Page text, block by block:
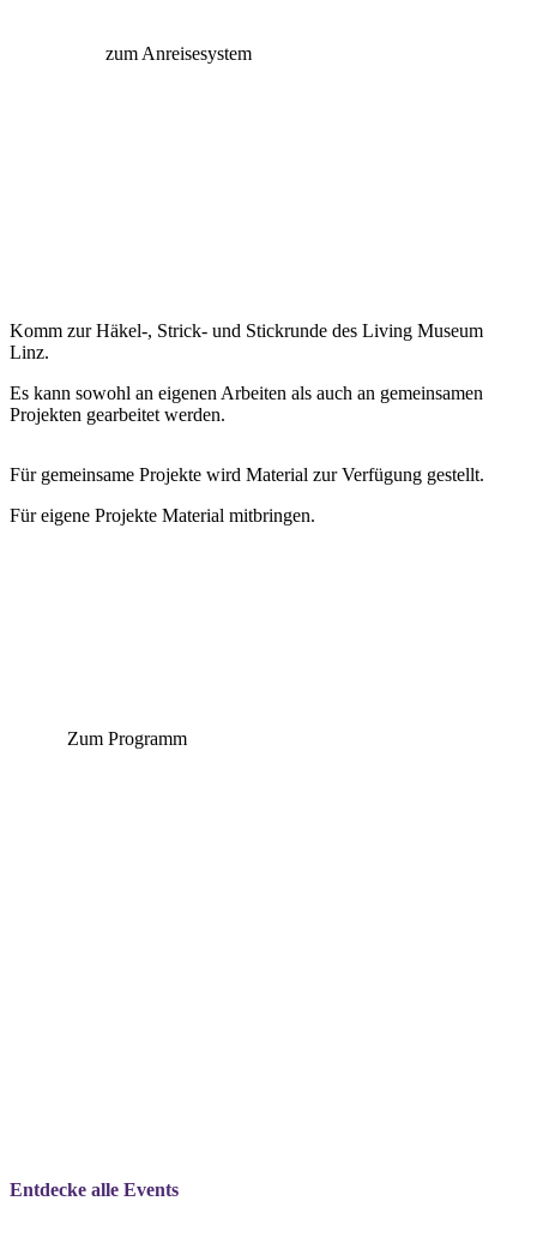
zum Anreisesystem
Komm zur Häkel-, Strick- und Stickrunde des Living Museum
Linz.
Es kann sowohl an eigenen Arbeiten als auch an gemeinsamen
Projekten gearbeitet werden.
Für gemeinsame Projekte wird Material zur Verfügung gestellt.
Für eigene Projekte Material mitbringen.
Zum Programm
Entdecke alle Events